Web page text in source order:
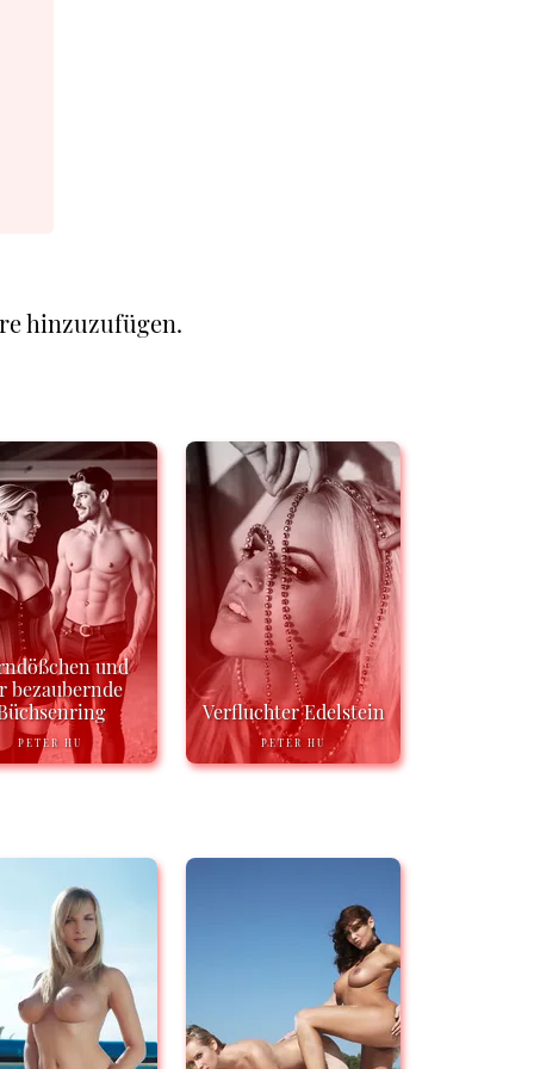
hinzuzufügen.
und
bezaubernde
PETER HU
Verfluchter Edelstein
PETER HU